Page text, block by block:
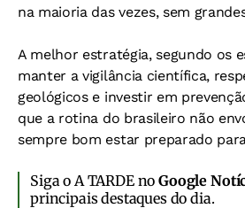
na maioria das vezes, sem
A melhor estratégia, segundo os
manter a vigilância científica,
geológicos e investir em
que a rotina do brasileiro não
sempre bom estar preparado
Siga o A TARDE noGoogle
principais destaques do dia.